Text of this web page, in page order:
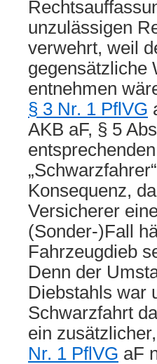
unzulässigen
verwehrt, weil
gegensätzliche
entnehmen
§ 3 Nr. 1 PflVG
AKB aF, § 5
Konsequenz,
Versicherer
(Sonder-)Fall
Fahrzeugdieb
Denn der
Diebstahls war
Schwarzfahrt
ein
Nr. 1 PflVG aF